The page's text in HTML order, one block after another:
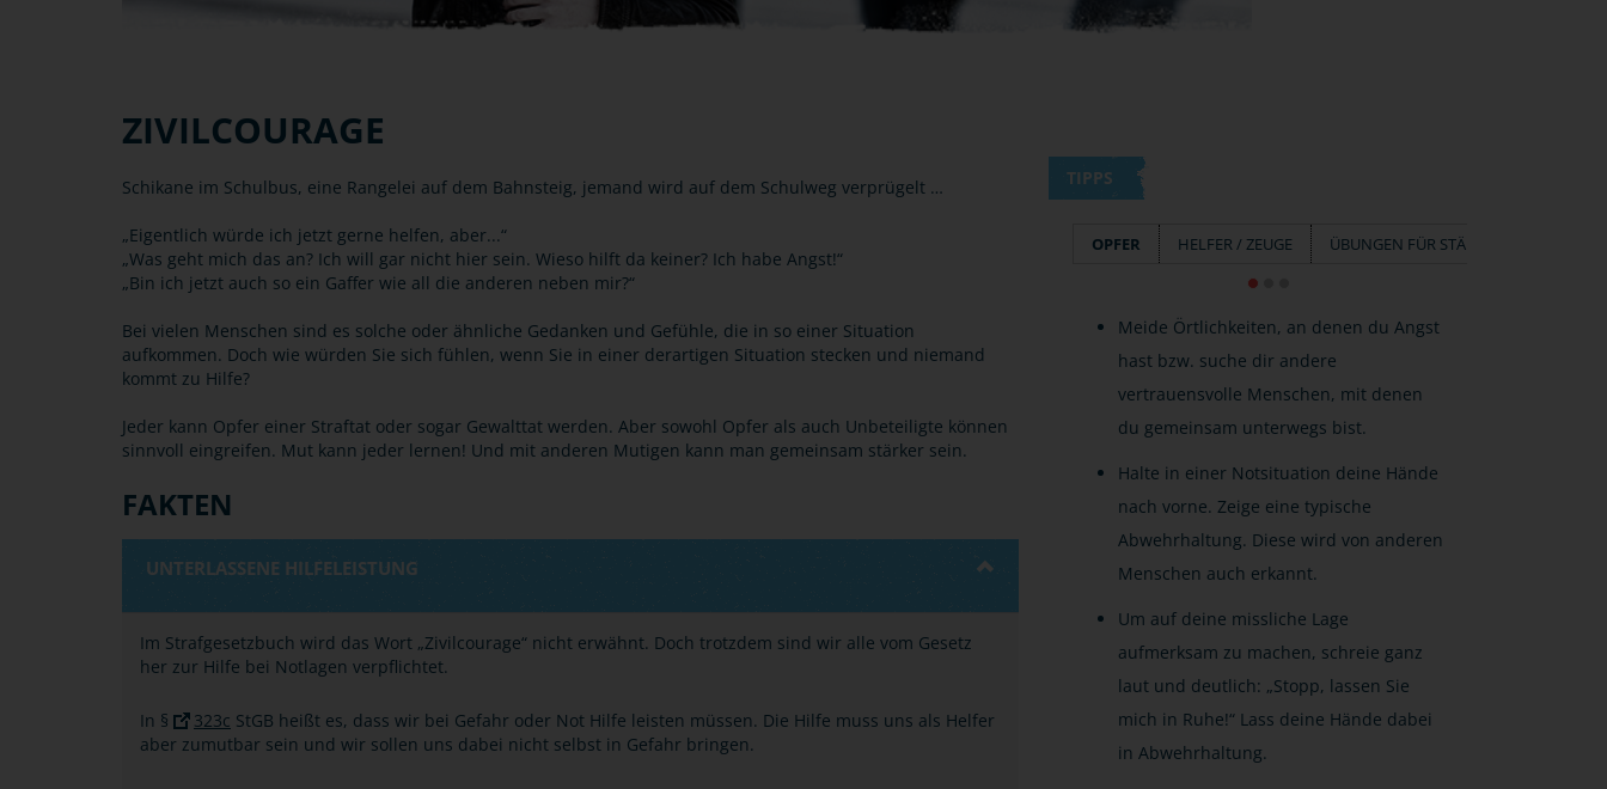
ZIVILCOURAGE
Schikane im Schulbus, eine Rangelei auf dem Bahnsteig, jemand wird auf dem Schulweg verprügelt …
„Eigentlich würde ich jetzt gerne helfen, aber...“
„Was geht mich das an? Ich will gar nicht hier sein. Wieso hilft da keiner? Ich habe Angst!“
„Bin ich jetzt auch so ein Gaffer wie all die anderen neben mir?“
Bei vielen Menschen sind es solche oder ähnliche Gedanken und Gefühle, die in so einer Situation
aufkommen. Doch wie würden Sie sich fühlen, wenn Sie in einer derartigen Situation stecken und niemand
kommt zu Hilfe?
Jeder kann Opfer einer Straftat oder sogar Gewalttat werden. Aber sowohl Opfer als auch Unbeteiligte können
sinnvoll eingreifen. Mut kann jeder lernen! Und mit anderen Mutigen kann man gemeinsam stärker sein.
FAKTEN
UNTERLASSENE HILFELEISTUNG
Im Strafgesetzbuch wird das Wort „Zivilcourage“ nicht erwähnt. Doch trotzdem sind wir alle vom Gesetz
her zur Hilfe bei Notlagen verpflichtet.
In § 323c StGB heißt es, dass wir bei Gefahr oder Not Hilfe leisten müssen. Die Hilfe muss uns als Helfer
aber zumutbar sein und wir sollen uns dabei nicht selbst in Gefahr bringen.
TIPPS
OPFER HELFER / ZEUGE ÜBUNGEN FÜR STÄRKE
Meide Örtlichkeiten, an denen du Angst
hast bzw. suche dir andere
vertrauensvolle Menschen, mit denen
du gemeinsam unterwegs bist.
Halte in einer Notsituation deine Hände
nach vorne. Zeige eine typische
Abwehrhaltung. Diese wird von anderen
Menschen auch erkannt.
Um auf deine missliche Lage
aufmerksam zu machen, schreie ganz
laut und deutlich: „Stopp, lassen Sie
mich in Ruhe!“ Lass deine Hände dabei
in Abwehrhaltung.